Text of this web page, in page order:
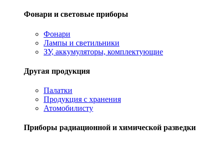
Фонари и световые приборы
Фонари
Лампы и светильники
ЗУ, аккумуляторы, комплектующие
Другая продукция
Палатки
Продукция с хранения
Атомобилисту
Приборы радиационной и химической разведки